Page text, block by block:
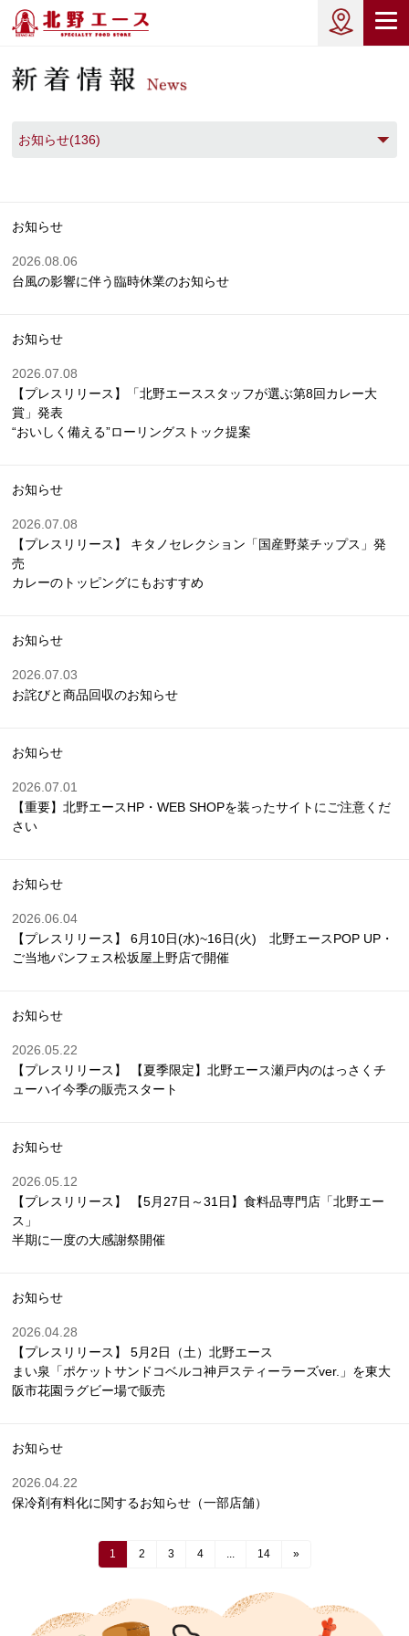
お知らせ(136)
お知らせ
2026.08.06
台風の影響に伴う臨時休業のお知らせ
お知らせ
2026.07.08
【プレスリリース】「北野エーススタッフが選ぶ第8回カレー大
賞」発表
“おいしく備える”ローリングストック提案
お知らせ
2026.07.08
【プレスリリース】 キタノセレクション「国産野菜チップス」発
売
カレーのトッピングにもおすすめ
お知らせ
2026.07.03
お詫びと商品回収のお知らせ
お知らせ
2026.07.01
【重要】北野エースHP・WEB SHOPを装ったサイトにご注意くだ
さい
お知らせ
2026.06.04
【プレスリリース】 6月10日(水)~16日(火) 北野エースPOP UP・
ご当地パンフェス松坂屋上野店で開催
お知らせ
2026.05.22
【プレスリリース】 【夏季限定】北野エース瀬戸内のはっさくチ
ューハイ今季の販売スタート
お知らせ
2026.05.12
【プレスリリース】 【5月27日～31日】食料品専門店「北野エー
ス」
半期に一度の大感謝祭開催
お知らせ
2026.04.28
【プレスリリース】 5月2日（土）北野エース
まい泉「ポケットサンドコベルコ神戸スティーラーズver.」を東大
阪市花園ラグビー場で販売
お知らせ
2026.04.22
保冷剤有料化に関するお知らせ（一部店舗）
1 2 3 4 ... 14 »